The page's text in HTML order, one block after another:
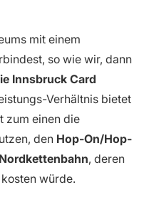
mit einem
so wie wir, dann
Innsbruck Card
Verhältnis bietet
zum einen die
den Hop-On/Hop-
Nordkettenbahn, deren
würde.